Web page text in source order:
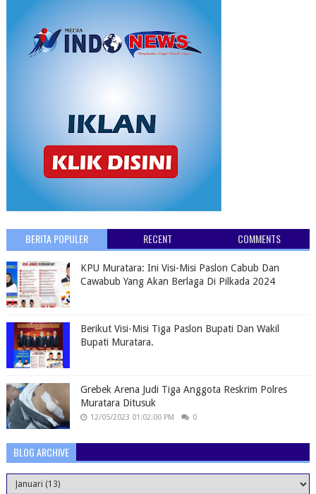
BERITA POPULER RECENT COMMENTS
KPU Muratara: Ini Visi-Misi Paslon Cabub Dan
Cawabub Yang Akan Berlaga Di Pilkada 2024
Berikut Visi-Misi Tiga Paslon Bupati Dan Wakil
Bupati Muratara.
Grebek Arena Judi Tiga Anggota Reskrim Polres
Muratara Ditusuk
12/05/2023 01:02:00 PM 0
BLOG ARCHIVE